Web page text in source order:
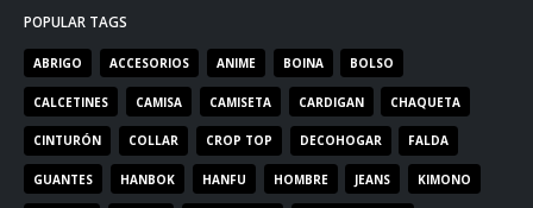
POPULAR TAGS
ABRIGO ACCESORIOS ANIME BOINA BOLSO
CALCETINES CAMISA CAMISETA CARDIGAN CHAQUETA
CINTURÓN COLLAR CROP TOP DECOHOGAR FALDA
GUANTES HANBOK HANFU HOMBRE JEANS KIMONO